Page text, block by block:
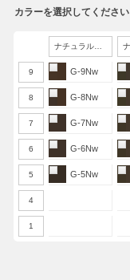
カラーを選択してください
9 G-9Nw
8 G-8Nw
7 G-7Nw
6 G-6Nw
5 G-5Nw
4
1